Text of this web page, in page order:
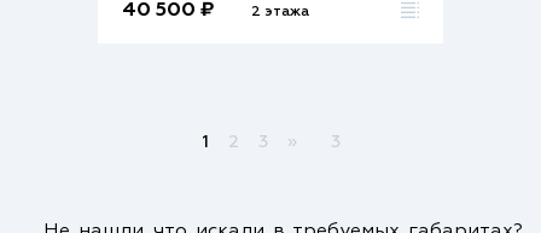
40 500 ₽
2 этажа
1 2 3 » 3